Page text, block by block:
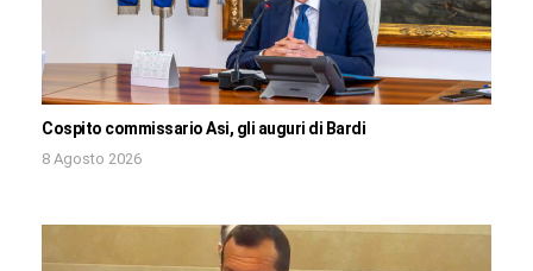
Cospito commissario Asi, gli auguri di Bardi
8 Agosto 2026